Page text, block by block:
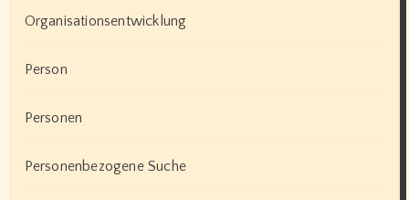
Organisationsentwicklung
Person
Personen
Personenbezogene Suche